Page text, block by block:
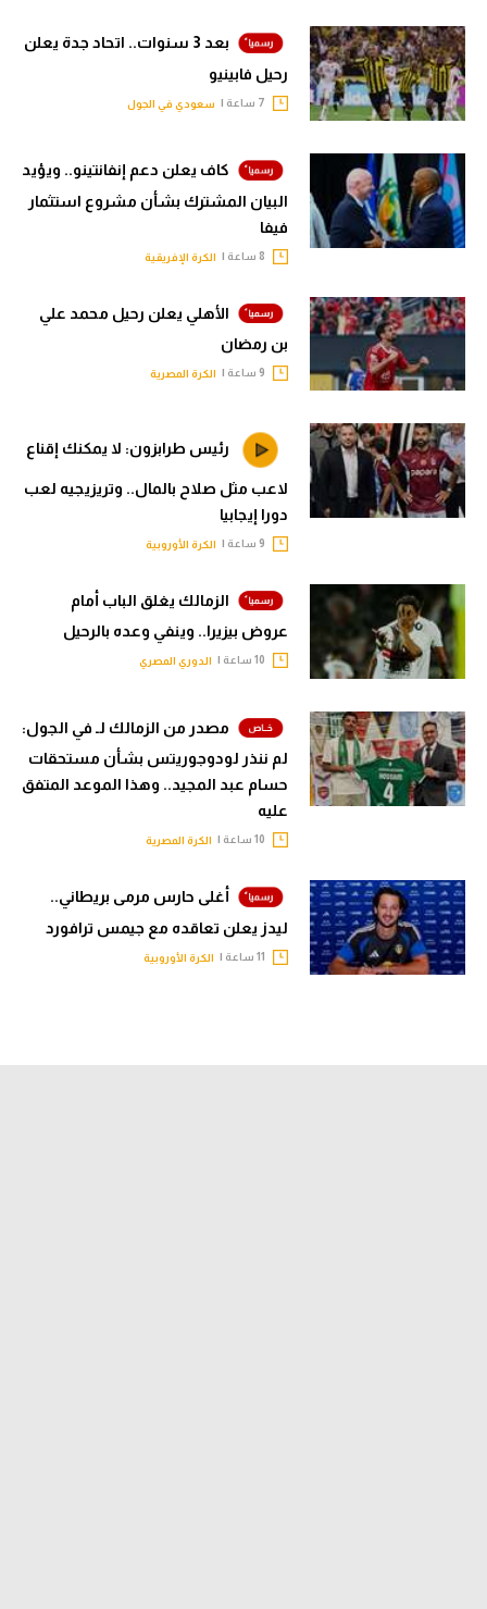
بعد 3 سنوات.. اتحاد جدة يعلن
رحيل فابينيو
سعودي في الجول
كاف يعلن دعم إنفانتينو.. ويؤيد
البيان المشترك بشأن مشروع استثمار
فيفا
الكرة الإفريقية
الأهلي يعلن رحيل محمد علي
بن رمضان
الكرة المصرية
رئيس طرابزون: لا يمكنك إقناع
لاعب مثل صلاح بالمال.. وتريزيجيه لعب
دورا إيجابيا
الكرة الأوروبية
الزمالك يغلق الباب أمام
عروض بيزيرا.. وينفي وعده بالرحيل
الدوري المصري
مصدر من الزمالك لـ في الجول:
لم ننذر لودوجوريتس بشأن مستحقات
حسام عبد المجيد.. وهذا الموعد المتفق
عليه
الكرة المصرية
أغلى حارس مرمى بريطاني..
ليدز يعلن تعاقده مع جيمس ترافورد
الكرة الأوروبية